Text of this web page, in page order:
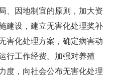
、因地制宜的原则，加大资
建设，建立无害化处理奖补
害化处理方案，确定病害动
行工作经费。加强对养殖
度，向社会公布无害化处理